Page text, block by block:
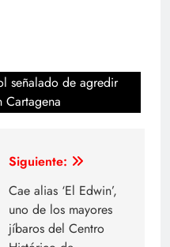
señalado de agredir
Cartagena
Siguiente:
Cae alias ‘El Edwin’,
uno de los mayores
jíbaros del Centro